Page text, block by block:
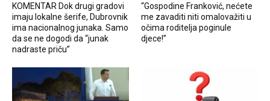
KOMENTAR Dok drugi gradovi
imaju lokalne šerife, Dubrovnik
ima nacionalnog junaka. Samo
da se ne dogodi da “junak
nadraste priču”
“Gospodine Franković, nećete
me zavaditi niti omalovažiti u
očima roditelja poginule
djece!”